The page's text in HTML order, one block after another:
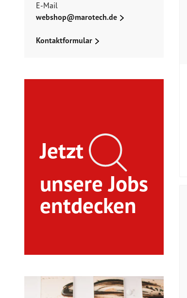
E-Mail
webshop@marotech.de
Kontaktformular
Jetzt
unsere Jobs
entdecken